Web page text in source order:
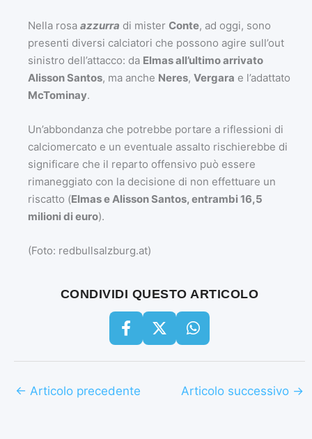
Nella rosa azzurra di mister Conte, ad oggi, sono
presenti diversi calciatori che possono agire sull’out
sinistro dell’attacco: da Elmas all’ultimo arrivato
Alisson Santos, ma anche Neres, Vergara e l’adattato
McTominay.
Un’abbondanza che potrebbe portare a riflessioni di
calciomercato e un eventuale assalto rischierebbe di
significare che il reparto offensivo può essere
rimaneggiato con la decisione di non effettuare un
riscatto (Elmas e Alisson Santos, entrambi 16,5
milioni di euro).
(Foto: redbullsalzburg.at)
CONDIVIDI QUESTO ARTICOLO
← Articolo precedente Articolo successivo →